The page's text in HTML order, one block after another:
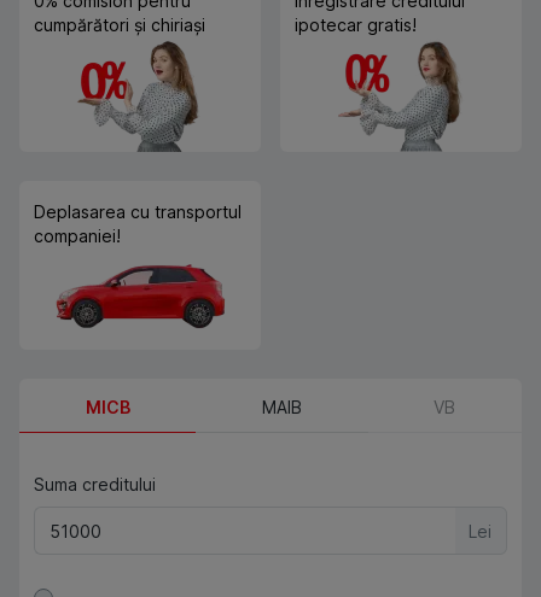
cumpărători și chiriași
ipotecar gratis!
Deplasarea cu transportul
companiei!
MICB MAIB VB
Suma creditului
Lei